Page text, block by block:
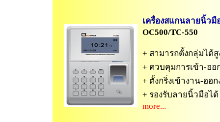
เครื่องสแกนลายนิ้วมื
OC500/TC-550
+ สามารถตั้งกลุ่มได้สู
+ ควบคุมการเข้า-อ
+ ตั้งกริ่งเข้างาน-ออ
+ รองรับลายนิ้วมือไ
more...